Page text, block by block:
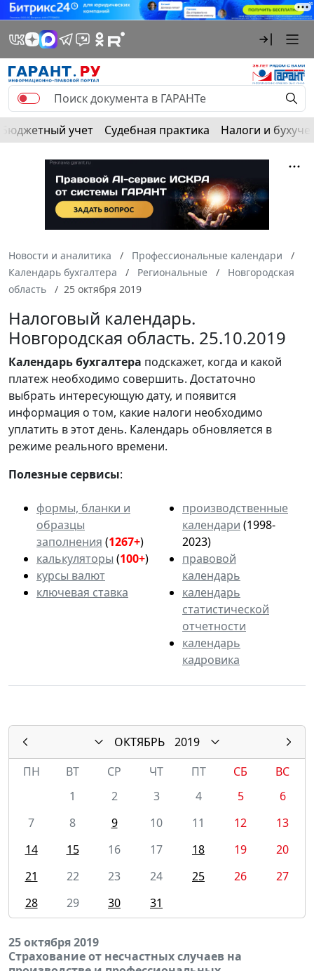
Бюджетный учет Судебная практика Налоги и
Новости и аналитика
Профессиональные календари
Календарь бухгалтера
Региональные
Новгородская
область
25 октября 2019
Налоговый календарь.
Новгородская область. 25.10.2019
Календарьбухгалтера подскажет, когда и какой
платеж необходимо совершить. Достаточно
выбрать интересующую дату, и появится
информация о том, какие налоги необходимо
уплатить в этот день. Календарь обновляется в
режиме реального времени.
Полезные сервисы:
формы, бланки и
образцы
заполнения (1267+)
калькуляторы (100+)
курсы валют
ключевая ставка
производственные
календари (1998-
2023)
правовой
календарь
календарь
статистической
отчетности
календарь
кадровика
ОКТЯБРЬ
2019
ПН
ВТ СР ЧТ ПТ СБ
ВС
1
2 3 4 5
6
7
8 9 10 11 12
13
14
15 16 17 18 19
20
21
22 23 24 25 26
27
28
29 30 31
25 октября 2019
Страхование от несчастных случаев на